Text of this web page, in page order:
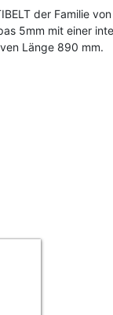
der Familie
5mm mit einer
Länge 890 mm.